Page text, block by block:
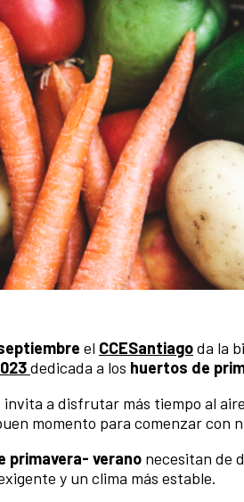
el CCESantiagoda la
dedicada a los huertos de
a disfrutar más tiempo al
momento para comenzar con
primavera- verano necesitan de
y un clima más estable.